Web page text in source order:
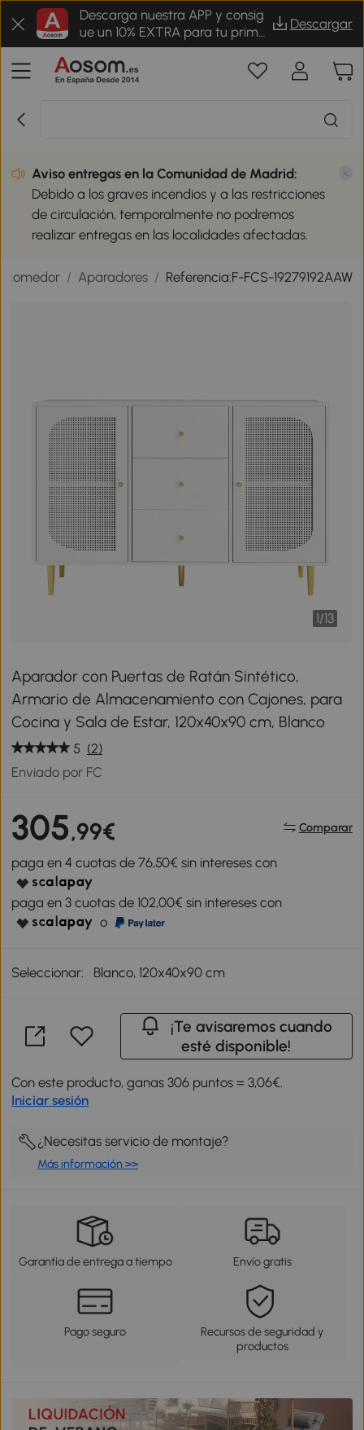
Descarga nuestra APP y consig
ue un 10% EXTRA para tu prime
r pedido
Descargar
Aviso entregas en la Comunidad de Madrid:
Debido a los graves incendios y a las restricciones
de circulación, temporalmente no podremos
realizar entregas en las localidades afectadas.
comedor / Aparadores / Referencia:F-FCS-19279192AAW
1/13
Aparador con Puertas de Ratán Sintético,
Armario de Almacenamiento con Cajones, para
Cocina y Sala de Estar, 120x40x90 cm, Blanco
5 (2)
Enviado por FC
305,99€ Comparar
paga en 4 cuotas de 76,50€ sin intereses con
paga en 3 cuotas de 102,00€ sin intereses con
o
Seleccionar: Blanco, 120x40x90 cm
¡Te avisaremos cuando
esté disponible!
Con este producto, ganas 306 puntos = 3,06€.
Iniciar sesión
¿Necesitas servicio de montaje?
Más información >>
Garantía de entrega a tiempo Envío gratis
Pago seguro
Recursos de seguridad y
productos